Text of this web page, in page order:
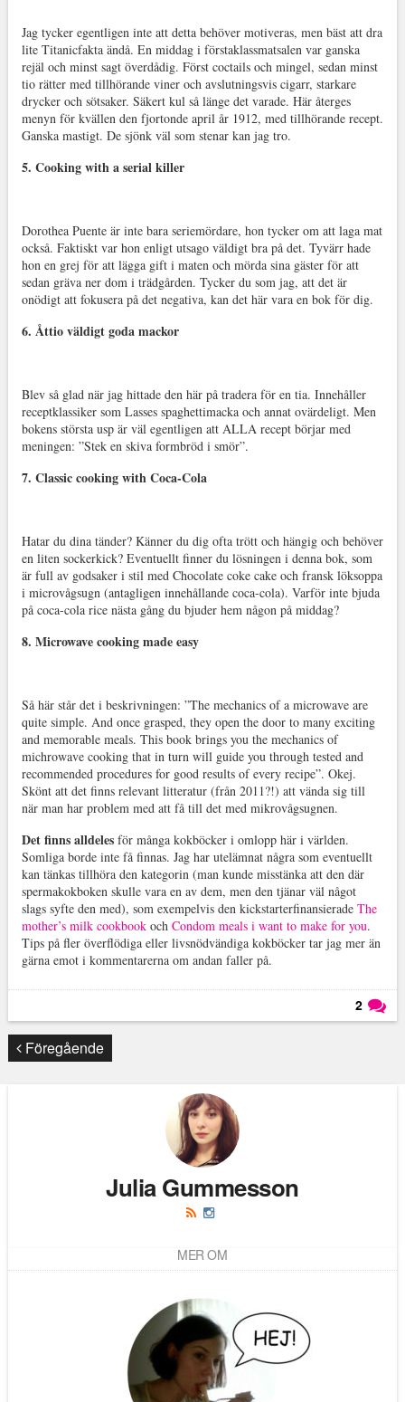
Jag tycker egentligen inte att detta behöver motiveras, men bäst att dra
lite Titanicfakta ändå. En middag i förstaklassmatsalen var ganska
rejäl och minst sagt överdådig. Först coctails och mingel, sedan minst
tio rätter med tillhörande viner och avslutningsvis cigarr, starkare
drycker och sötsaker. Säkert kul så länge det varade. Här återges
menyn för kvällen den fjortonde april år 1912, med tillhörande recept.
Ganska mastigt. De sjönk väl som stenar kan jag tro.
5. Cooking with a serial killer
Dorothea Puente är inte bara seriemördare, hon tycker om att laga mat
också. Faktiskt var hon enligt utsago väldigt bra på det. Tyvärr hade
hon en grej för att lägga gift i maten och mörda sina gäster för att
sedan gräva ner dom i trädgården. Tycker du som jag, att det är
onödigt att fokusera på det negativa, kan det här vara en bok för dig.
6. Åttio väldigt goda mackor
Blev så glad när jag hittade den här på tradera för en tia. Innehåller
receptklassiker som Lasses spaghettimacka och annat ovärdeligt. Men
bokens största usp är väl egentligen att ALLA recept börjar med
meningen: ”Stek en skiva formbröd i smör”.
7. Classic cooking with Coca-Cola
Hatar du dina tänder? Känner du dig ofta trött och hängig och behöver
en liten sockerkick? Eventuellt finner du lösningen i denna bok, som
är full av godsaker i stil med Chocolate coke cake och fransk löksoppa
i microvågsugn (antagligen innehållande coca-cola). Varför inte bjuda
på coca-cola rice nästa gång du bjuder hem någon på middag?
8. Microwave cooking made easy
Så här står det i beskrivningen: ”The mechanics of a microwave are
quite simple. And once grasped, they open the door to many exciting
and memorable meals. This book brings you the mechanics of
michrowave cooking that in turn will guide you through tested and
recommended procedures for good results of every recipe”. Okej.
Skönt att det finns relevant litteratur (från 2011?!) att vända sig till
när man har problem med att få till det med mikrovågsugnen.
Det finns alldelesför många kokböcker i omlopp här i världen.
Somliga borde inte få finnas. Jag har utelämnat några som eventuellt
kan tänkas tillhöra den kategorin (man kunde misstänka att den där
spermakokboken skulle vara en av dem, men den tjänar väl något
slags syfte den med), som exempelvis den kickstarterfinansierade The
mother’s milk cookbookoch Condom meals i want to make for you.
Tips på fler överflödiga eller livsnödvändiga kokböcker tar jag mer än
gärna emot i kommentarerna om andan faller på.
2
Föregående
Julia Gummesson
MER OM